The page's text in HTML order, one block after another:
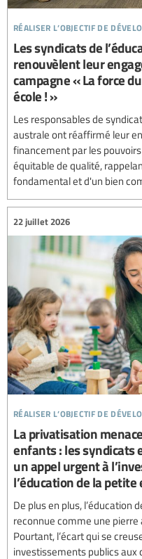
réaliser l’objectif de
Les syndicats de
renouvèlent leur
campagne « La force
école ! »
Les responsables de
australe ont réaffirmé leur
financement par les
équitable de qualité,
fondamental et d'un bien
réaliser l’objectif de
22 juillet 2026
La privatisation
enfants : les syndicats
un appel urgent à
l’éducation de la petite
De plus en plus, l’éducation
reconnue comme une pierre
Pourtant, l’écart qui se
investissements publics aux